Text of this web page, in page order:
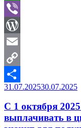
WhatsApp
Viber
WordPress
Email
Copy
Link
Отправить
Опубликовано
31.07.202530.07.2025
С 1 октября
выплачивать в